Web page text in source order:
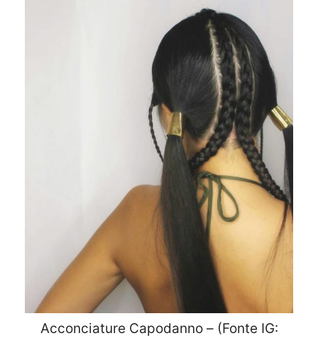
Acconciature Capodanno – (Fonte IG: